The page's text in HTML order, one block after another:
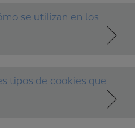
se utilizan en los
tipos de cookies que